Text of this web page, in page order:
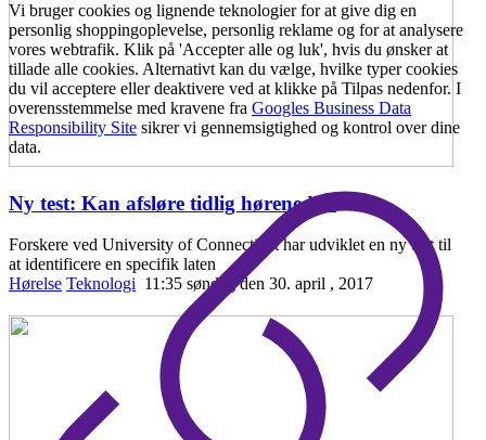
Ny test: Kan afsløre tidlig hørenedsæ
Forskere ved University of Connecticut har udviklet en ny test til
at identificere en specifik laten
Hørelse Teknologi 11:35 søndag den 30. april , 2017
Vi bruger cookies og lignende teknologier for at give dig en
personlig shoppingoplevelse, personlig reklame og for at analysere
vores webtrafik. Klik på 'Accepter alle og luk', hvis du ønsker at
tillade alle cookies. Alternativt kan du vælge, hvilke typer cookies
du vil acceptere eller deaktivere ved at klikke på Tilpas nedenfor. I
overensstemmelse med kravene fra Googles Business Data
Responsibility Site sikrer vi gennemsigtighed og kontrol over dine
data.